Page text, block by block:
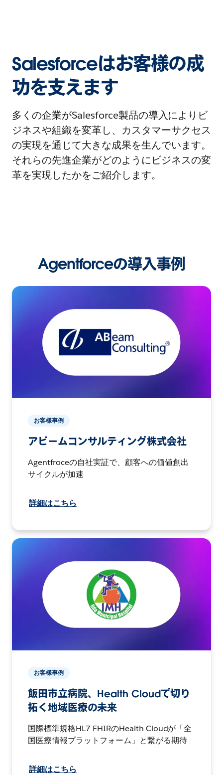
Salesforceはお客様の成
功を支えます
多くの企業がSalesforce製品の導入によりビ
ジネスや組織を変革し、カスタマーサクセス
の実現を通じて大きな成果を生んでいます。
それらの先進企業がどのようにビジネスの変
革を実現したかをご紹介します。
Agentforceの導入事例
お客様事例
アビームコンサルティング株式会社
Agentfroceの自社実証で、顧客への価値創出
サイクルが加速
詳細はこちら
お客様事例
飯田市立病院、Health Cloudで切り
拓く地域医療の未来
国際標準規格HL7 FHIRのHealth Cloudが「全
国医療情報プラットフォーム」と繋がる期待
詳細はこちら